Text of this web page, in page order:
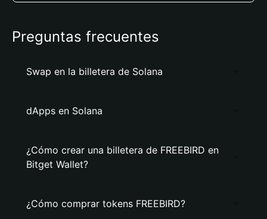
Preguntas frecuentes
Swap en la billetera de Solana
dApps en Solana
¿Cómo crear una billetera de FREEBIRD en
Bitget Wallet?
¿Cómo comprar tokens FREEBIRD?